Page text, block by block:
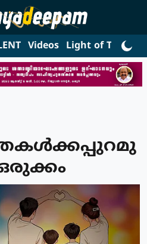
Videos Light of Truth